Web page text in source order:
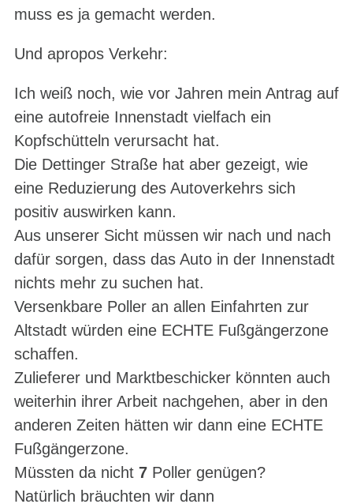
muss es ja gemacht werden.
Und apropos Verkehr:
Ich weiß noch, wie vor Jahren mein Antrag auf
eine autofreie Innenstadt vielfach ein
Kopfschütteln verursacht hat.
Die Dettinger Straße hat aber gezeigt, wie
eine Reduzierung des Autoverkehrs sich
positiv auswirken kann.
Aus unserer Sicht müssen wir nach und nach
dafür sorgen, dass das Auto in der Innenstadt
nichts mehr zu suchen hat.
Versenkbare Poller an allen Einfahrten zur
Altstadt würden eine ECHTE Fußgängerzone
schaffen.
Zulieferer und Marktbeschicker könnten auch
weiterhin ihrer Arbeit nachgehen, aber in den
anderen Zeiten hätten wir dann eine ECHTE
Fußgängerzone.
Müssten da nicht 7 Poller genügen?
Natürlich bräuchten wir dann